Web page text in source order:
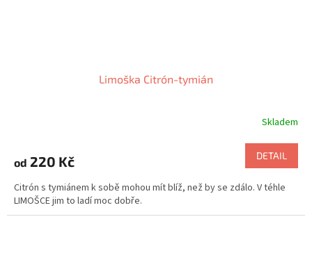
Limoška Citrón-tymián
Skladem
od 220 Kč DETAIL
Citrón s tymiánem k sobě mohou mít blíž, než by se zdálo. V téhle
LIMOŠCE jim to ladí moc dobře.